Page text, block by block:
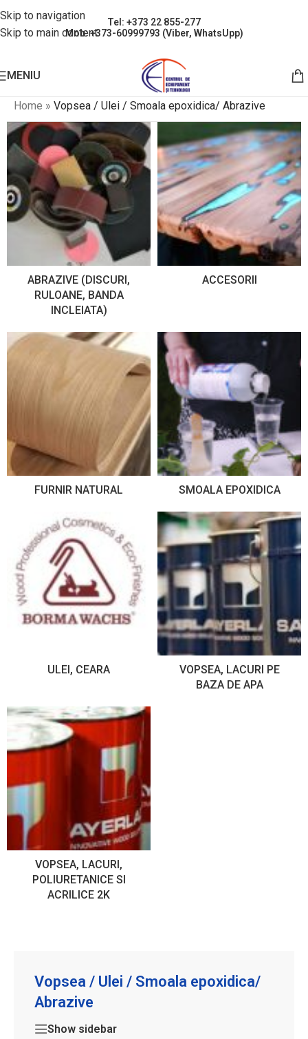
Skip to navigation
Skip to main content
Tel: +373 22 855-277
Mob: +373-60999793 (Viber, WhatsUpp)
MENIU
Home » Vopsea / Ulei / Smoala epoxidica/ Abrazive
ABRAZIVE (DISCURI,
RULOANE, BANDA
INCLEIATA)
ACCESORII
FURNIR NATURAL SMOALA EPOXIDICA
ULEI, CEARA
VOPSEA, LACURI PE
BAZA DE APA
VOPSEA, LACURI,
POLIURETANICE SI
ACRILICE 2K
Vopsea / Ulei / Smoala epoxidica/
Abrazive
Show sidebar